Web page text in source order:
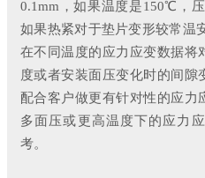
0.1mm，如果温度是150℃，
如果热紧对于垫片变形较常温
在不同温度的应力应变数据将
度或者安装面压变化时的间隙
配合客户做更有针对性的应力
多面压或更高温度下的应力
考。